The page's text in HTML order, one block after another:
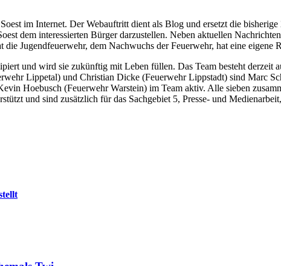
im Internet. Der Webauftritt dient als Blog und ersetzt die
dem interessierten Bürger darzustellen. Neben aktuellen
Jugendfeuerwehr, dem Nachwuchs der Feuerwehr, hat eine eigene
und wird sie zukünftig mit Leben füllen. Das Team besteht derzeit
Lippetal) und Christian Dicke (Feuerwehr Lippstadt) sind Marc
Hoebusch (Feuerwehr Warstein) im Team aktiv. Alle sieben
und sind zusätzlich für das Sachgebiet 5, Presse- und